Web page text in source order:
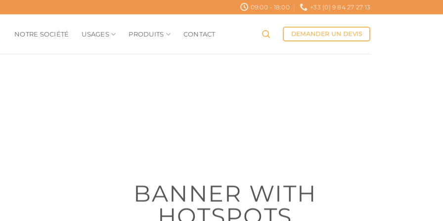
09:00 - 18:00 +33 (0) 9 84 27 27 13
NOTRE SOCIÉTÉ USAGES PRODUITS CONTACT DEMANDER UN DEVIS
BANNER WITH